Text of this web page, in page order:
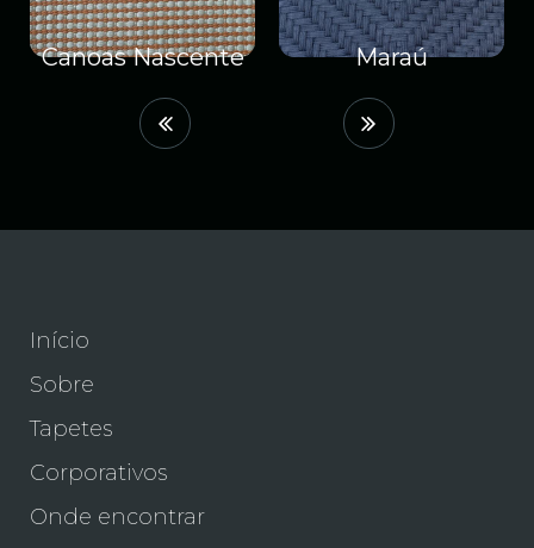
Nascente Maraú
Início
Sobre
Tapetes
Corporativos
Onde encontrar